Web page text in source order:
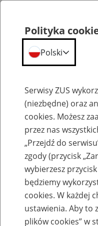
Emerytury
Baza
Polityka
Polski
Serwisy ZUS
(niezbędne) oraz
cookies. Możesz
przez nas
„Przejdź do
zgody (przycisk
wybierzesz
będziemy
cookies. W każdej
ustawienia. Aby to
plików cookies” w